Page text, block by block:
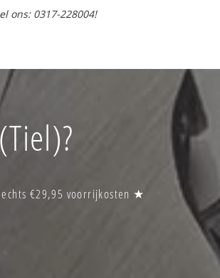
ons: 0317-228004!
€29,95 voorrijkosten ★